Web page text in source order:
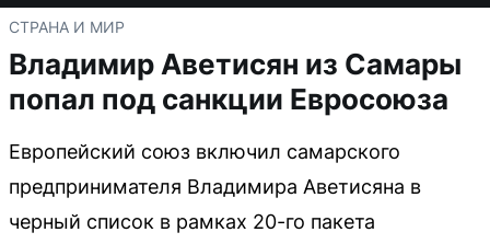
СТРАНА И МИР
Владимир Аветисян из Самары
попал под санкции Евросоюза
Европейский союз включил самарского
предпринимателя Владимира Аветисяна в
черный список в рамках 20-го пакета